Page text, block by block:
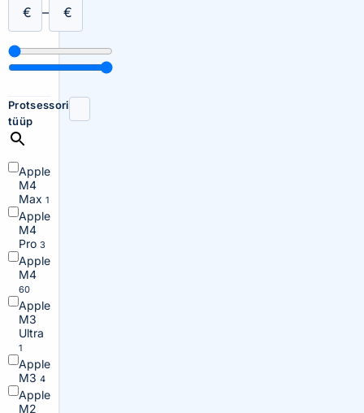
€ – €
Protsessori
tüüp
Apple
M4
Max 1
Apple
M4
Pro 3
Apple
M4
60
Apple
M3
Ultra
1
Apple
M3 4
Apple
M2